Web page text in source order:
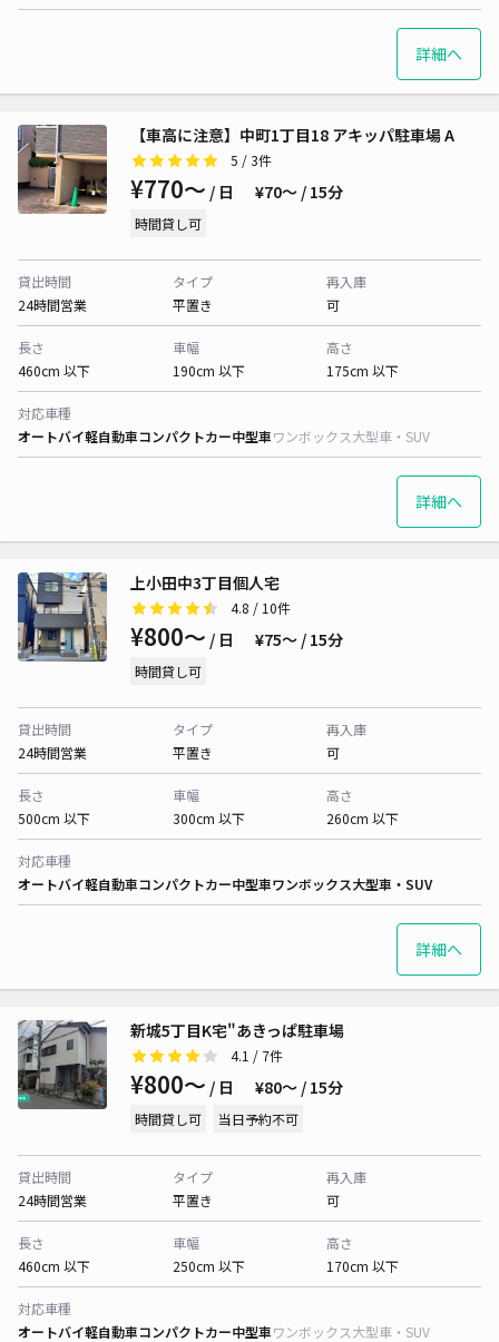
詳細へ
【車高に注意】中町1丁目18 アキッパ駐車場 A
5 / 3件
¥770〜 / 日 ¥70〜 / 15分
時間貸し可
貸出時間
24時間営業
タイプ
平置き
再入庫
可
長さ
460cm 以下
車幅
190cm 以下
高さ
175cm 以下
対応車種
オートバイ軽自動車コンパクトカー中型車ワンボックス大型車・SUV
詳細へ
上小田中3丁目個人宅
4.8 / 10件
¥800〜 / 日 ¥75〜 / 15分
時間貸し可
貸出時間
24時間営業
タイプ
平置き
再入庫
可
長さ
500cm 以下
車幅
300cm 以下
高さ
260cm 以下
対応車種
オートバイ軽自動車コンパクトカー中型車ワンボックス大型車・SUV
詳細へ
新城5丁目K宅"あきっぱ駐車場
4.1 / 7件
¥800〜 / 日 ¥80〜 / 15分
時間貸し可 当日予約不可
貸出時間
24時間営業
タイプ
平置き
再入庫
可
長さ
460cm 以下
車幅
250cm 以下
高さ
170cm 以下
対応車種
オートバイ軽自動車コンパクトカー中型車ワンボックス大型車・SUV